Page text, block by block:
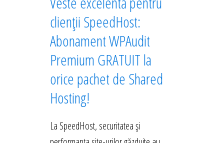
clienții SpeedHost:
Abonament WPAudit
Premium GRATUIT la
orice pachet de Shared
Hosting!
La SpeedHost, securitatea și